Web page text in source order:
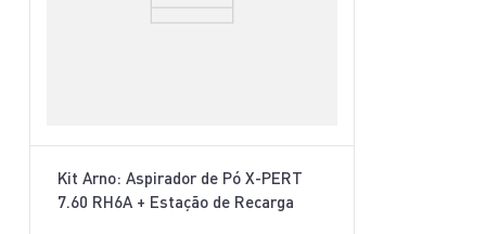
Kit Arno: Aspirador de Pó X-PERT
7.60 RH6A + Estação de Recarga